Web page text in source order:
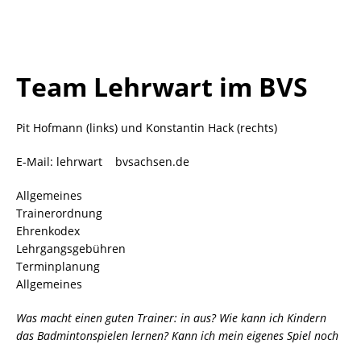
Team Lehrwart im BVS
Pit Hofmann (links) und Konstantin Hack (rechts)
E-Mail: lehrwart bvsachsen.de
Allgemeines
Trainerordnung
Ehrenkodex
Lehrgangsgebühren
Terminplanung
Allgemeines
Was macht einen guten Trainer: in aus? Wie kann ich Kindern
das Badmintonspielen lernen? Kann ich mein eigenes Spiel noch